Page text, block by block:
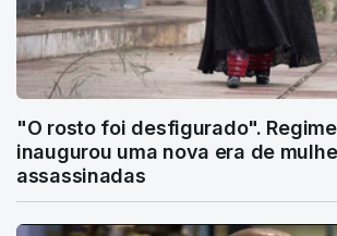
"O rosto foi desfigurado".
inaugurou uma nova era de
assassinadas